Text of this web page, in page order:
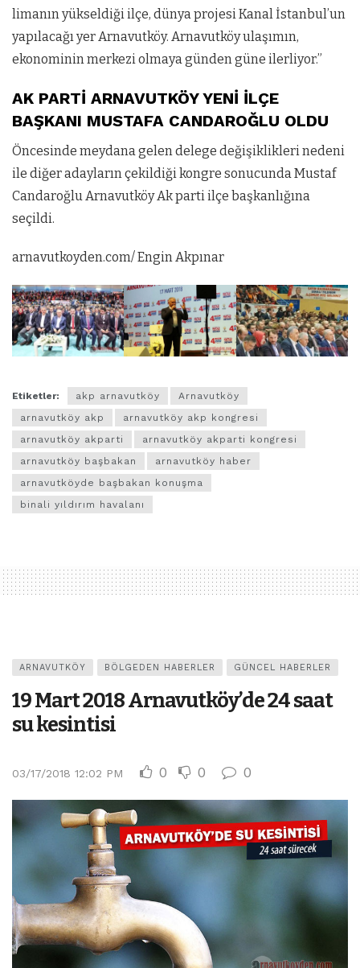
limanın yükseldiği ilçe, dünya projesi Kanal İstanbul’un
yapılacağı yer Arnavutköy. Arnavutköy ulaşımın,
ekonominin merkezi olmaya günden güne ilerliyor.”
AK PARTİ ARNAVUTKÖY YENİ İLÇE
BAŞKANI MUSTAFA CANDAROĞLU OLDU
Öncesinde meydana gelen delege değişiklikleri nedeni
ile diğer adayların çekildiği kongre sonucunda Mustaf
Candaroğlu Arnavutköy Ak parti ilçe başkanlığına
seçildi.
arnavutkoyden.com/ Engin Akpınar
Etiketler: akp arnavutköy
Arnavutköy
arnavutköy akp
arnavutköy akp kongresi
arnavutköy akparti
arnavutköy akparti kongresi
arnavutköy başbakan
arnavutköy haber
arnavutköyde başbakan konuşma
binali yıldırım havalanı
ARNAVUTKÖY BÖLGEDEN HABERLER GÜNCEL HABERLER
19 Mart 2018 Arnavutköy’de 24 saat
su kesintisi
03/17/2018 12:02 PM 0 0 0